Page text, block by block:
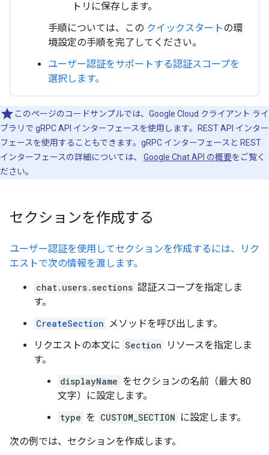
トリに保存します。
手順については、この クイックスタートの環
境設定の手順を完了してください。
ユーザー認証をサポートする認証スコープを
選択します。
このページのコードサンプルでは、Google Cloud クライアント ライ
ブラリで gRPC API インターフェースを使用します。REST API インター
フェースを使用することもできます。gRPC インターフェースと REST
インターフェースの詳細については、 Google Chat API の概要をご覧く
ださい。
セクションを作成する
ユーザー認証を使用してセクションを作成するには、リク
エストで次の情報を渡します。
chat.users.sections 認証スコープを指定しま
す。
CreateSection メソッドを呼び出します。
リクエストの本文に Section
リソースを指定しま
す。
displayName をセクションの名前（最大 80
文字）に設定します。
type を CUSTOM_SECTION に設定します。
次の例では、セクションを作成します。